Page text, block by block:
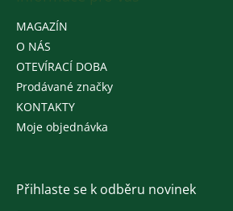
MAGAZÍN
O NÁS
OTEVÍRACÍ DOBA
Prodávané značky
KONTAKTY
Moje objednávka
Přihlaste se k odběru novinek